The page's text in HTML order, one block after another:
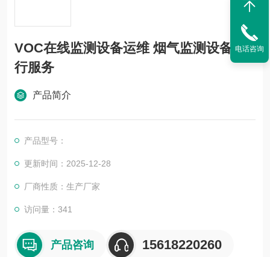
VOC在线监测设备运维 烟气监测设备运
行服务
产品简介
产品型号：
更新时间：2025-12-28
厂商性质：生产厂家
访问量：341
产品咨询 15618220260
电话咨询